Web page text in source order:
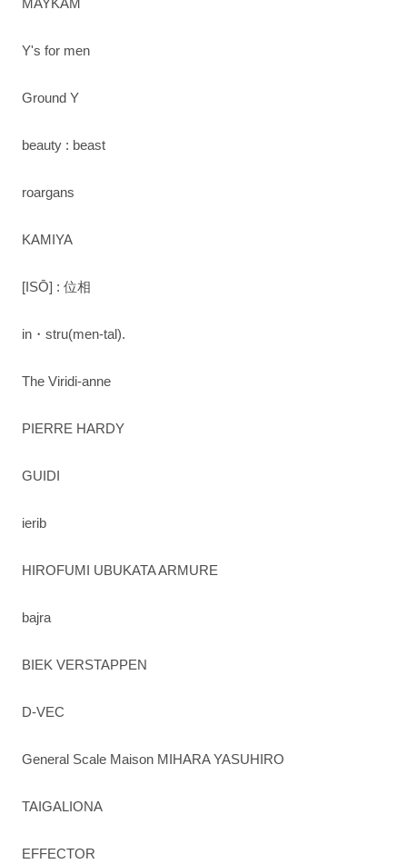
MAYKAM
Y's for men
Ground Y
beauty : beast
roargans
KAMIYA
[ISŌ] : 位相
in・stru(men-tal).
The Viridi-anne
PIERRE HARDY
GUIDI
ierib
HIROFUMI UBUKATA ARMURE
bajra
BIEK VERSTAPPEN
D-VEC
General Scale Maison MIHARA YASUHIRO
TAIGALIONA
EFFECTOR